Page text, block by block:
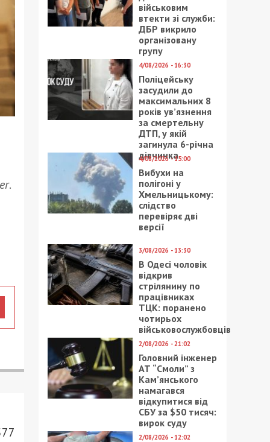
.
військовим
втекти зі служби:
ДБР викрило
організовану
групу
4/08/2026 - 16:30
Поліцейську
засудили до
максимальних 8
років ув’язнення
за смертельну
ДТП, у якій
загинула 6-річна
дівчинка
4/08/2026 - 15:00
Вибухи на
полігоні у
Хмельницькому:
слідство
перевіряє дві
версії
3/08/2026 - 13:30
В Одесі чоловік
відкрив
стрілянину по
працівниках
ТЦК: поранено
чотирьох
військовослужбовців
2/08/2026 - 21:02
Головний інженер
АТ “Смоли” з
Кам’янського
намагався
відкупитися від
СБУ за $50 тисяч:
вирок суду
2/08/2026 - 12:02